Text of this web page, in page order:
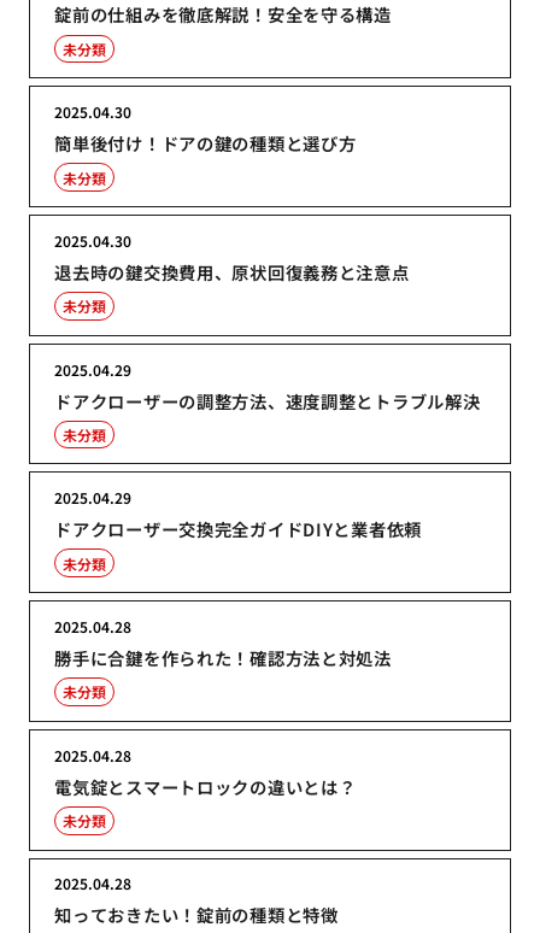
錠前の仕組みを徹底解説！安全を守る構造
未分類
簡単後付け！ドアの鍵の種類と選び方
2025.04.30
未分類
退去時の鍵交換費用、原状回復義務と注意点
2025.04.30
未分類
ドアクローザーの調整方法、速度調整とトラブル解決
2025.04.29
未分類
ドアクローザー交換完全ガイドDIYと業者依頼
2025.04.29
未分類
勝手に合鍵を作られた！確認方法と対処法
2025.04.28
未分類
電気錠とスマートロックの違いとは？
2025.04.28
未分類
知っておきたい！錠前の種類と特徴
2025.04.28